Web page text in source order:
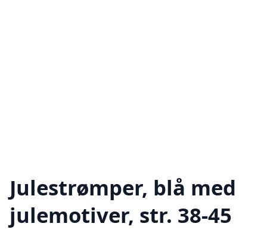
Julestrømper, blå med
julemotiver, str. 38-45